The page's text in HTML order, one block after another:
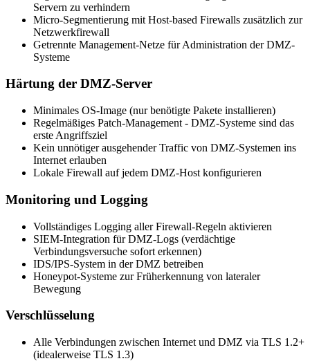
Servern zu verhindern
Micro-Segmentierung mit Host-based Firewalls zusätzlich zur
Netzwerkfirewall
Getrennte Management-Netze für Administration der DMZ-
Systeme
Härtung der DMZ-Server
Minimales OS-Image (nur benötigte Pakete installieren)
Regelmäßiges Patch-Management - DMZ-Systeme sind das
erste Angriffsziel
Kein unnötiger ausgehender Traffic von DMZ-Systemen ins
Internet erlauben
Lokale Firewall auf jedem DMZ-Host konfigurieren
Monitoring und Logging
Vollständiges Logging aller Firewall-Regeln aktivieren
SIEM-Integration für DMZ-Logs (verdächtige
Verbindungsversuche sofort erkennen)
IDS/IPS-System in der DMZ betreiben
Honeypot-Systeme zur Früherkennung von lateraler
Bewegung
Verschlüsselung
Alle Verbindungen zwischen Internet und DMZ via TLS 1.2+
(idealerweise TLS 1.3)